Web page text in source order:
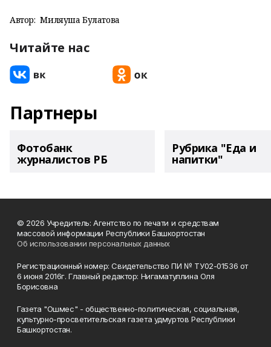
Автор: Миляуша Булатова
Читайте нас
Партнеры
Фотобанк
журналистов РБ
Рубрика "Еда и
напитки"
© 2026 Учредитель: Агентство по печати и средствам
массовой информации Республики Башкортостан
Об использовании персональных данных
Регистрационный номер: Свидетельство ПИ № ТУ02-01536 от
6 июня 2016г. Главный редактор: Нигаматуллина Оля
Борисовна
Газета "Ошмес" - общественно-политическая, социальная,
культурно-просветительская газета удмуртов Республики
Башкортостан.